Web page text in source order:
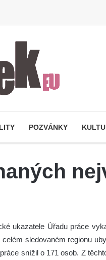
POZVÁNKY
ukazatele Úřadu práce
sledovaném regionu
snížil o 171 osob. Z